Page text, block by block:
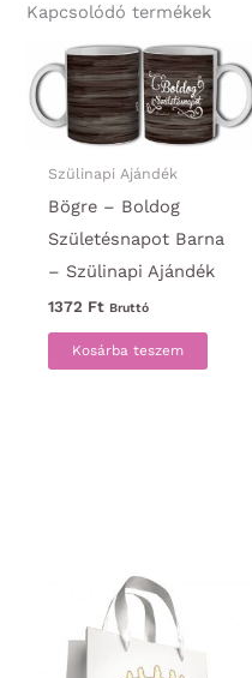
Kapcsolódó termékek
Szülinapi Ajándék
Bögre – Boldog
Születésnapot Barna
– Szülinapi Ajándék
1372 Ft Bruttó
Kosárba teszem